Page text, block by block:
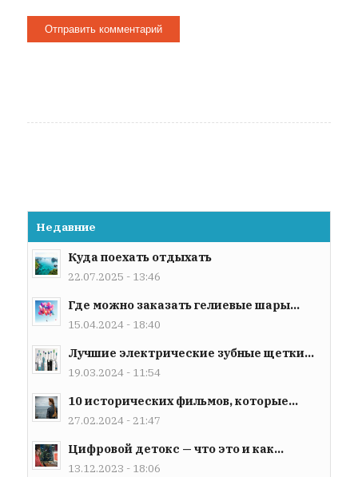
Недавние
Куда поехать отдыхать
22.07.2025 - 13:46
Где можно заказать гелиевые шары...
15.04.2024 - 18:40
Лучшие электрические зубные щетки...
19.03.2024 - 11:54
10 исторических фильмов, которые...
27.02.2024 - 21:47
Цифровой детокс — что это и как...
13.12.2023 - 18:06